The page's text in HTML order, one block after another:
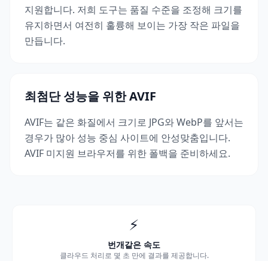
지원합니다. 저희 도구는 품질 수준을 조정해 크기를
유지하면서 여전히 훌륭해 보이는 가장 작은 파일을
만듭니다.
최첨단 성능을 위한 AVIF
AVIF는 같은 화질에서 크기로 JPG와 WebP를 앞서는
경우가 많아 성능 중심 사이트에 안성맞춤입니다.
AVIF 미지원 브라우저를 위한 폴백을 준비하세요.
⚡
번개같은 속도
클라우드 처리로 몇 초 만에 결과를 제공합니다.